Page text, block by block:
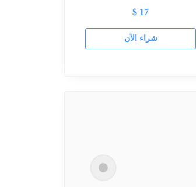
17
$
شراء الآن